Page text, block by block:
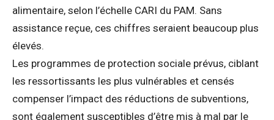
alimentaire, selon l’échelle CARI du PAM. Sans
assistance reçue, ces chiffres seraient beaucoup plus
élevés.
Les programmes de protection sociale prévus, ciblant
les ressortissants les plus vulnérables et censés
compenser l’impact des réductions de subventions,
sont également susceptibles d’être mis à mal par le